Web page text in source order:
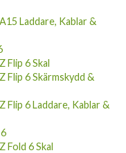
Laddare, Kablar &
Flip 6 Skal
Flip 6 Skärmskydd &
Flip 6 Laddare, Kablar &
Fold 6 Skal